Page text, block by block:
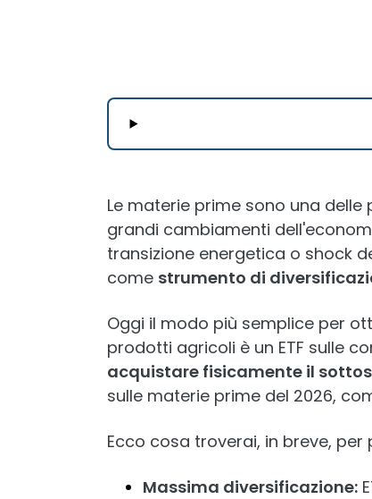
Le materie prime sono una
grandi cambiamenti
transizione energetica o shock
come strumento di
Oggi il modo più semplice per
prodotti agricoli è un ETF sulle
acquistare fisicamente il
sulle materie prime del 2026,
Ecco cosa troverai, in breve, per
Massima diversificazione: